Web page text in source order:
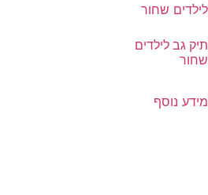
תיק גב לילדים
שחור
מידע נוסף